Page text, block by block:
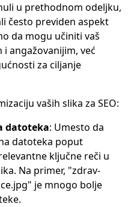
u prethodnom odeljku,
često previden aspekt
da mogu učiniti vaš
angažovanijim, već
za ciljanje
vaših slika za SEO:
datoteka: Umesto da
datoteka poput
ključne reči u
Na primer, "zdrav-
je mnogo bolje